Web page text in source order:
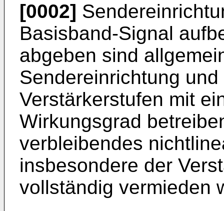
[0002]
Basisband-Signal
abgeben sind
Sendereinrichtung
Verstärkerstufen mit
Wirkungsgrad
verbleibendes
insbesondere der
vollständig vermieden